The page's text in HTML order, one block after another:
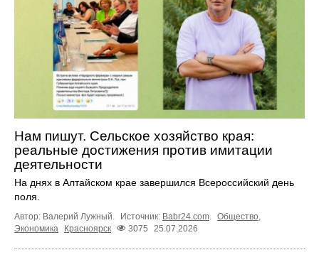
Нам пишут. Сельское хозяйство края:
реальные достижения против имитации
деятельности
На днях в Алтайском крае завершился Всероссийский день
поля.
Автор: Валерий Лужный. Источник: Babr24.com. Общество,
Экономика
Красноярск 3075 25.07.2026